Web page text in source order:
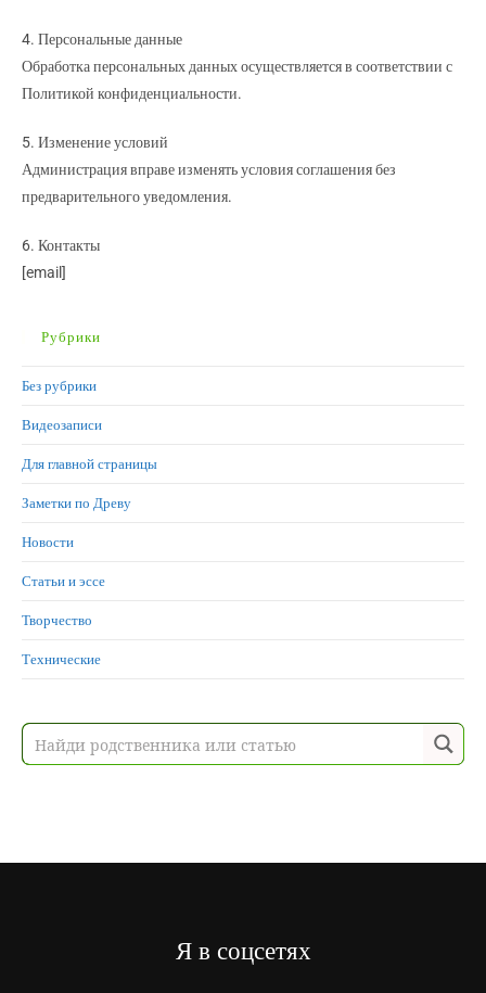
4. Персональные данные
Обработка персональных данных осуществляется в соответствии с
Политикой конфиденциальности.
5. Изменение условий
Администрация вправе изменять условия соглашения без
предварительного уведомления.
6. Контакты
[email]
Рубрики
Без рубрики
Видеозаписи
Для главной страницы
Заметки по Древу
Новости
Статьи и эссе
Творчество
Технические
Я в соцсетях